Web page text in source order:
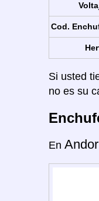
Cod.
Si usted
no es su
En